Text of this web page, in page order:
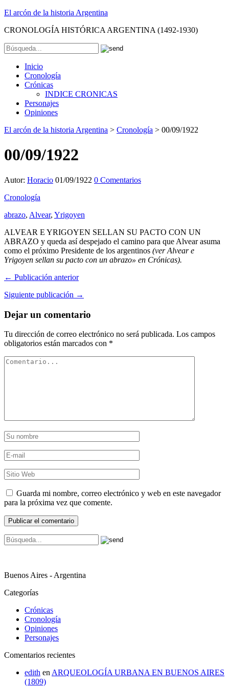
El arcón de la historia Argentina
CRONOLOGÍA HISTÓRICA ARGENTINA (1492-1930)
Inicio
Cronología
Crónicas
INDICE CRONICAS
Personajes
Opiniones
El arcón de la historia Argentina > Cronología > 00/09/1922
00/09/1922
Autor: Horacio 01/09/1922 0 Comentarios
Cronología
abrazo, Alvear, Yrigoyen
ALVEAR E YRIGOYEN SELLAN SU PACTO CON UN
ABRAZO y queda así despejado el camino para que Alvear asuma
como el próximo Presidente de los argentinos (ver Alvear e
Yrigoyen sellan su pacto con un abrazo» en Crónicas).
← Publicación anterior
Siguiente publicación →
Dejar un comentario
Tu dirección de correo electrónico no será publicada. Los campos
obligatorios están marcados con *
Guarda mi nombre, correo electrónico y web en este navegador
para la próxima vez que comente.
Buenos Aires - Argentina
Categorías
Crónicas
Cronología
Opiniones
Personajes
Comentarios recientes
edith en ARQUEOLOGÍA URBANA EN BUENOS AIRES
(1809)